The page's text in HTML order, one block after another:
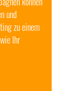
und
zu einem
Ihr